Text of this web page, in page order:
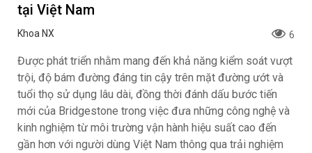
tại Việt Nam
Khoa NX 6
Được phát triển nhằm mang đến khả năng kiểm soát vượt
trội, độ bám đường đáng tin cậy trên mặt đường ướt và
tuổi thọ sử dụng lâu dài, đồng thời đánh dấu bước tiến
mới của Bridgestone trong việc đưa những công nghệ và
kinh nghiệm từ môi trường vận hành hiệu suất cao đến
gần hơn với người dùng Việt Nam thông qua trải nghiệm